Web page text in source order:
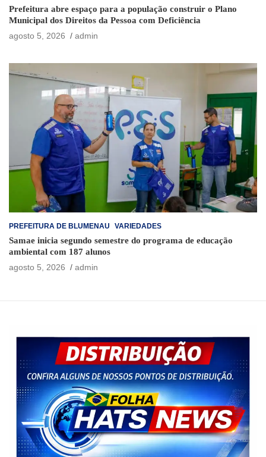
Prefeitura abre espaço para a população construir o Plano
Municipal dos Direitos da Pessoa com Deficiência
agosto 5, 2026
admin
PREFEITURA DE BLUMENAU VARIEDADES
Samae inicia segundo semestre do programa de educação
ambiental com 187 alunos
agosto 5, 2026
admin